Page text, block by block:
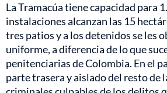
La Tramacúa tiene capacidad para
instalaciones alcanzan las 15
tres patios y a los detenidos se les
uniforme, a diferencia de lo que
penitenciarias de Colombia. En el
parte trasera y aislado del resto de